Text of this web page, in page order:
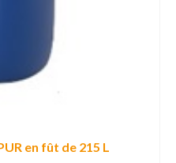
en fût de 215 L